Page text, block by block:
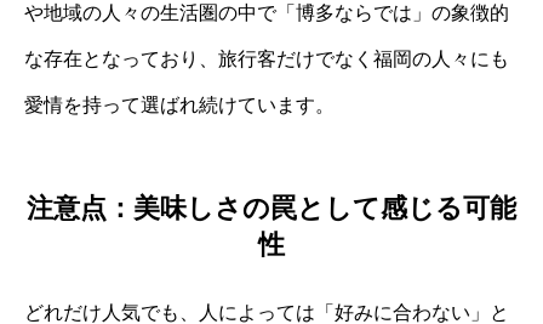
や地域の人々の生活圏の中で「博多ならでは」の象徴的
な存在となっており、旅行客だけでなく福岡の人々にも
愛情を持って選ばれ続けています。
注意点：美味しさの罠として感じる可能
性
どれだけ人気でも、人によっては「好みに合わない」と